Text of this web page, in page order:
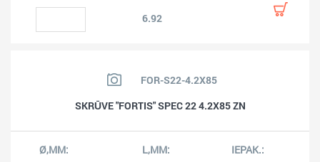
6.92
FOR-S22-4.2X85
SKRŪVE "FORTIS" SPEC 22 4.2X85 ZN